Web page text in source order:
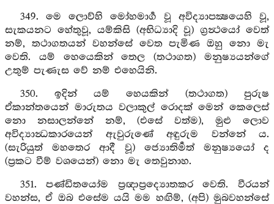
349. මෙ ලොව්හි මෝහමාර්‍ග වූ අවිද්‍යාපක්‍ෂයෙහි වූ,
සැකයනට හේතුවූ, යම්කිසි (අභිධ්‍යාදි වූ) ග්‍රන්‍ථයෝ වෙත්
නම්, තථාගතයන් වහන්සේ වෙත පැමිණ ඔහු නො මැ
වෙති. යම් හෙයෙකින් තෙල (තථාගත) මනුෂ්‍යයන්ගේ
උතුම් පැණැස වේ නම් එහෙයිනි.
350. ඉදින් යම් හෙයකින් (තථාගත) පුරුෂ
ඒකාන්තයෙන් මාරුතය වලාකුල් රොදක් මෙන් කෙලෙස්
නො නසාලන්නේ නම්, (එසේ වත්ම), මුළු ලොව
අවිද්‍යාන්‍ධකාරයෙන් ඇවුරුණේ අඳුරුම වන්නේ ය.
(සැරියුත් මහතෙර ආදී වූ) ජ්‍යොතිර්‍මත් මනුෂ්‍යයෝ ද
(ප්‍රකට වීම් වශයෙන්) නො මැ තෙවුනාහ.
351. පණ්ඩිතයෝම ප්‍රඥාප්‍රද්‍යොතකර වෙති. වීරයන්
වහන්ස, ඒ ඔබ එසේම යයි මම හඟිම්, (අපි) මුබවහන්සේ